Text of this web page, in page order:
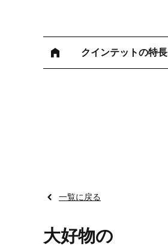
クインテットの特長
一覧に戻る
大好物の